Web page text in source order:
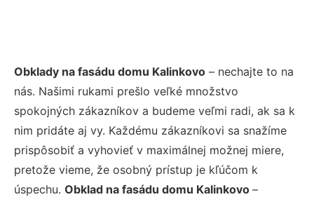
Obklady na fasádu domu Kalinkovo – nechajte to na
nás. Našimi rukami prešlo veľké množstvo
spokojných zákazníkov a budeme veľmi radi, ak sa k
nim pridáte aj vy. Každému zákazníkovi sa snažíme
prispôsobiť a vyhovieť v maximálnej možnej miere,
pretože vieme, že osobný prístup je kľúčom k
úspechu. Obklad na fasádu domu Kalinkovo –